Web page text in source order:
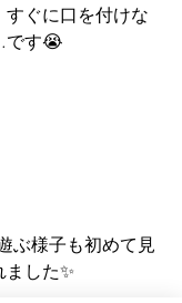
ぐに口を付けな
です😭
ぶ様子も初めて見
した✨